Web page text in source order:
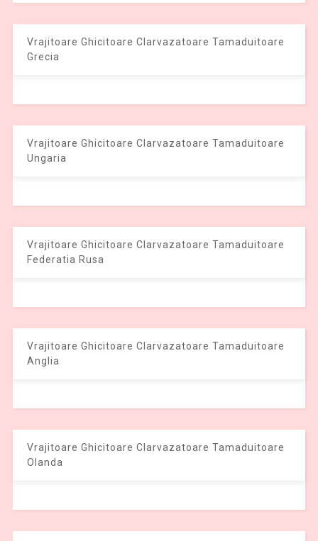
Vrajitoare Ghicitoare Clarvazatoare Tamaduitoare
Grecia
Vrajitoare Ghicitoare Clarvazatoare Tamaduitoare
Ungaria
Vrajitoare Ghicitoare Clarvazatoare Tamaduitoare
Federatia Rusa
Vrajitoare Ghicitoare Clarvazatoare Tamaduitoare
Anglia
Vrajitoare Ghicitoare Clarvazatoare Tamaduitoare
Olanda